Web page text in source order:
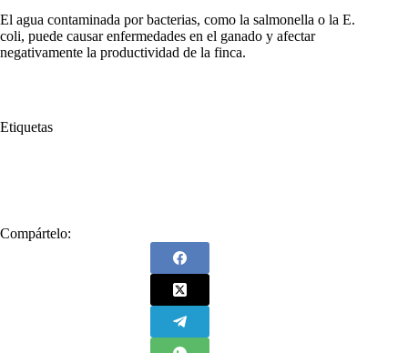
El agua contaminada por bacterias, como la salmonella o la E.
coli, puede causar enfermedades en el ganado y afectar
negativamente la productividad de la finca.
Etiquetas
Compártelo: